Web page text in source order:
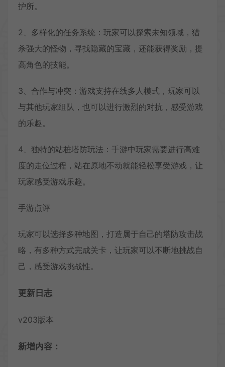
护所。
2、多样化的任务系统：玩家可以探索未知领域，猎
杀强大的怪物，寻找隐藏的宝藏，还能获得奖励，提
高角色的技能。
3、合作与冲突：游戏支持在线多人模式，玩家可以
与其他玩家组队，也可以进行激烈的对抗，感受游戏
的乐趣。
4、独特的站桩塔防玩法：手游中玩家需要进行高难
度的走位过程，站在原地不动就能轻松享受游戏，让
玩家感受游戏乐趣。
手游点评
玩家可以选择多种地图，打造属于自己的塔防攻击战
略，有多种方式完成关卡，让玩家可以不断地挑战自
己，感受游戏挑战性。
更新日志
v203版本
新增内容：